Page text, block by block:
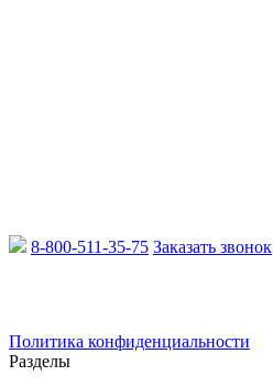
8-800-511-35-75 Заказать звонок
Политика конфиденциальности
Разделы